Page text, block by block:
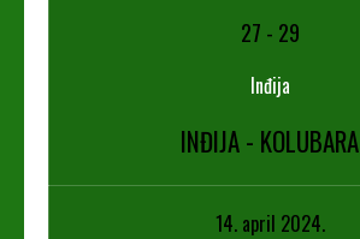
27 - 29
Inđija
INĐIJA - KOLUBARA
14. april 2024.